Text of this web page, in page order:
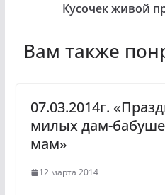
s
i
k
r
Кусочек живой
Вам также
07.03.2014г.
милых дам-
мам»
12 марта 2014